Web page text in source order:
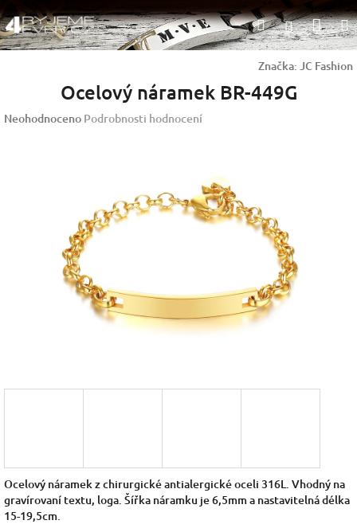
na
obsah
HledatPřihlášení
Značka: JC Fashion
Ocelový náramek BR-449G
Průměrné
Neohodnoceno Podrobnosti hodnocení
Ocelový náramek z chirurgické antialergické oceli 316L. Vhodný na
gravírovaní textu, loga. Šířka náramku je 6,5mm a nastavitelná délka
15-19,5cm.